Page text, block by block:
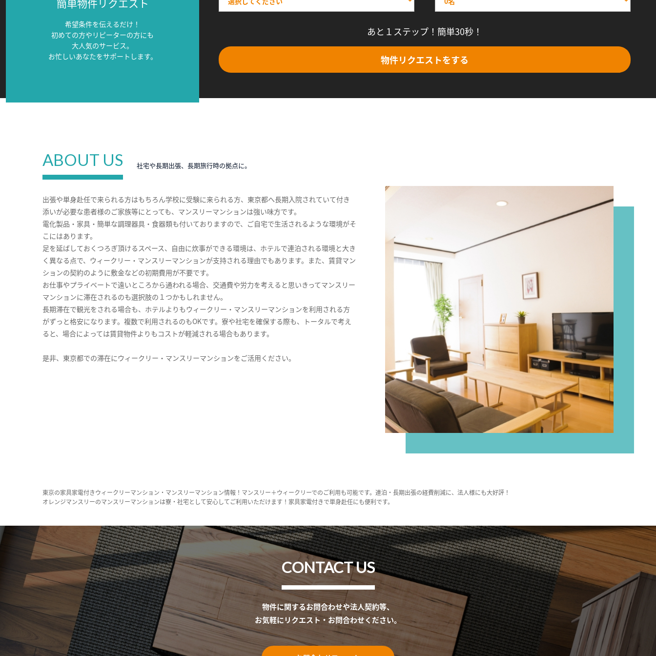
簡単物件リクエスト
希望条件を伝えるだけ！
初めての方やリピーターの方にも
大人気のサービス。
お忙しいあなたをサポートします。
あと１ステップ！簡単30秒！
物件リクエストをする
ABOUT US 社宅や長期出張、長期旅行時の拠点に。
出張や単身赴任で来られる方はもちろん学校に受験に来られる方、東京都へ長期入院されていて付き
添いが必要な患者様のご家族等にとっても、マンスリーマンションは強い味方です。
電化製品・家具・簡単な調理器具・食器類も付いておりますので、ご自宅で生活されるような環境がそ
こにはあります。
足を延ばしておくつろぎ頂けるスペース、自由に炊事ができる環境は、ホテルで連泊される環境と大き
く異なる点で、ウィークリー・マンスリーマンションが支持される理由でもあります。また、賃貸マン
ションの契約のように敷金などの初期費用が不要です。
お仕事やプライベートで遠いところから通われる場合、交通費や労力を考えると思いきってマンスリー
マンションに滞在されるのも選択肢の１つかもしれません。
長期滞在で観光をされる場合も、ホテルよりもウィークリー・マンスリーマンションを利用される方
がずっと格安になります。複数で利用されるのもOKです。寮や社宅を確保する際も、トータルで考え
ると、場合によっては賃貸物件よりもコストが軽減される場合もあります。
是非、東京都での滞在にウィークリー・マンスリーマンションをご活用ください。
東京の家具家電付きウィークリーマンション・マンスリーマンション情報！マンスリー＋ウィークリーでのご利用も可能です。連泊・長期出張の経費削減に、法人様にも大好評！
オレンジマンスリーのマンスリーマンションは寮・社宅として安心してご利用いただけます！家具家電付きで単身赴任にも便利です。
CONTACT US
物件に関するお問合わせや法人契約等、
お気軽にリクエスト・お問合わせください。